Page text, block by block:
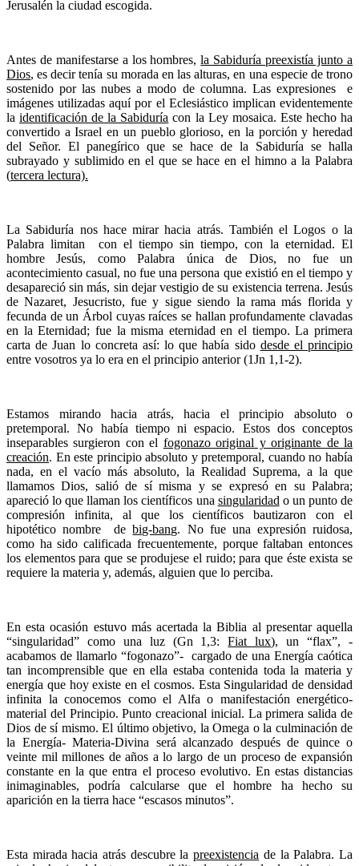
Jerusalén la ciudad escogida.
Antes de manifestarse a los hombres,la Sabiduría preexistía junto a
Dios, es decir tenía su morada en las alturas, en una especie de trono
sostenido por las nubes a modo de columna. Las expresiones e
imágenes utilizadas aquí por el Eclesiástico implican evidentemente
laidentificación de la Sabiduría con la Ley mosaica. Este hecho ha
convertido a Israel en un pueblo glorioso, en la porción y heredad
del Señor. El panegírico que se hace de la Sabiduría se halla
subrayado y sublimido en el que se hace en el himno a la Palabra
(tercera lectura).
La Sabiduría nos hace mirar hacia atrás. También el Logos o la
Palabra limitan con el tiempo sin tiempo, con la eternidad. El
hombre Jesús, como Palabra única de Dios, no fue un
acontecimiento casual, no fue una persona que existió en el tiempo y
desapareció sin más, sin dejar vestigio de su existencia terrena. Jesús
de Nazaret, Jesucristo, fue y sigue siendo la rama más florida y
fecunda de un Árbol cuyas raíces se hallan profundamente clavadas
en la Eternidad; fue la misma eternidad en el tiempo. La primera
carta de Juan lo concreta así: lo que había sido desde el principio
entre vosotros ya lo era en el principio anterior (1Jn 1,1-2).
Estamos mirando hacia atrás, hacia el principio absoluto o
pretemporal. No había tiempo ni espacio. Estos dos conceptos
inseparables surgieron con el fogonazo original y originante de la
creación. En este principio absoluto y pretemporal, cuando no había
nada, en el vacío más absoluto, la Realidad Suprema, a la que
llamamos Dios, salió de sí misma y se expresó en su Palabra;
apareció lo que llaman los científicos una singularidad o un punto de
compresión infinita, al que los científicos bautizaron con el
hipotético nombre debig-bang. No fue una expresión ruidosa,
como ha sido calificada frecuentemente, porque faltaban entonces
los elementos para que se produjese el ruido; para que éste exista se
requiere la materia y, además, alguien que lo perciba.
En esta ocasión estuvo más acertada la Biblia al presentar aquella
“singularidad” como una luz (Gn 1,3:Fiat lux), un “flax”, -
acabamos de llamarlo “fogonazo”- cargado de una Energía caótica
tan incomprensible que en ella estaba contenida toda la materia y
energía que hoy existe en el cosmos. Esta Singularidad de densidad
infinita la conocemos como el Alfa o manifestación energético-
material del Principio. Punto creacional inicial. La primera salida de
Dios de sí mismo. El último objetivo, la Omega o la culminación de
la Energía- Materia-Divina será alcanzado después de quince o
veinte mil millones de años a lo largo de un proceso de expansión
constante en la que entra el proceso evolutivo. En estas distancias
inimaginables, podría calcularse que el hombre ha hecho su
aparición en la tierra hace “escasos minutos”.
Esta mirada hacia atrás descubre lapreexistencia de la Palabra. La